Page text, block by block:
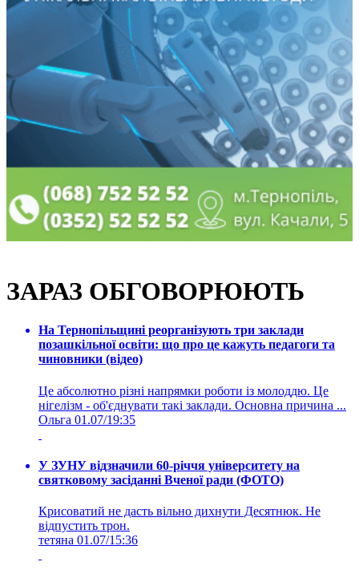
ЗАРАЗ ОБГОВОРЮЮТЬ
На Тернопільщині реорганізують три заклади
позашкільної освіти: що про це кажуть педагоги та
чиновники (відео)
Це абсолютно різні напрямки роботи із молоддю. Це
нігелізм - об'єднувати такі заклади. Основна причина ...
Ольга 01.07/19:35
У ЗУНУ відзначили 60-річчя університету на
святковому засіданні Вченої ради (ФОТО)
Крисоватий не дасть вільно дихнути Десятнюк. Не
відпустить трон.
тетяна 01.07/15:36